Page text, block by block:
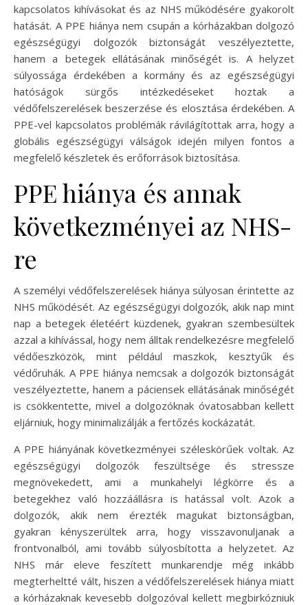
kapcsolatos kihívásokat és az NHS működésére gyakorolt
hatását. A PPE hiánya nem csupán a kórházakban dolgozó
egészségügyi dolgozók biztonságát veszélyeztette,
hanem a betegek ellátásának minőségét is. A helyzet
súlyossága érdekében a kormány és az egészségügyi
hatóságok sürgős intézkedéseket hoztak a
védőfelszerelések beszerzése és elosztása érdekében. A
PPE-vel kapcsolatos problémák rávilágítottak arra, hogy a
globális egészségügyi válságok idején milyen fontos a
megfelelő készletek és erőforrások biztosítása.
PPE hiánya és annak
következményei az NHS-
re
A személyi védőfelszerelések hiánya súlyosan érintette az
NHS működését. Az egészségügyi dolgozók, akik nap mint
nap a betegek életéért küzdenek, gyakran szembesültek
azzal a kihívással, hogy nem álltak rendelkezésre megfelelő
védőeszközök, mint például maszkok, kesztyűk és
védőruhák. A PPE hiánya nemcsak a dolgozók biztonságát
veszélyeztette, hanem a páciensek ellátásának minőségét
is csökkentette, mivel a dolgozóknak óvatosabban kellett
eljárniuk, hogy minimalizálják a fertőzés kockázatát.
A PPE hiányának következményei széleskörűek voltak. Az
egészségügyi dolgozók feszültsége és stressze
megnövekedett, ami a munkahelyi légkörre és a
betegekhez való hozzáállásra is hatással volt. Azok a
dolgozók, akik nem érezték magukat biztonságban,
gyakran kényszerültek arra, hogy visszavonuljanak a
frontvonalból, ami tovább súlyosbította a helyzetet. Az
NHS már eleve feszített munkarendje még inkább
megterheltté vált, hiszen a védőfelszerelések hiánya miatt
a kórházaknak kevesebb dolgozóval kellett megbirkózniuk